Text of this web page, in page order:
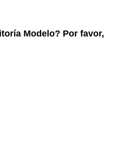
Modelo? Por favor,